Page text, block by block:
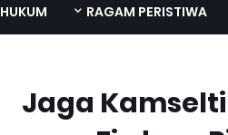
RAGAM PERISTIWA
HUKUM
Jaga